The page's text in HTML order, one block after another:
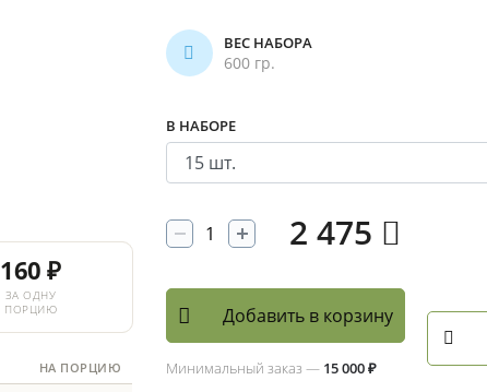
160 ₽
ЗА ОДНУ
ПОРЦИЮ
НА ПОРЦИЮ
ВЕС НАБОРА
600 гр.
В НАБОРЕ
2 475
Добавить в корзину
Минимальный заказ — 15 000 ₽